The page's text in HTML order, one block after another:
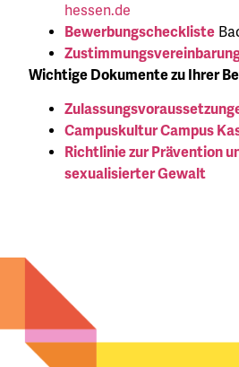
hessen.de
Bewerbungscheckliste
Wichtige Dokumente zu Ihrer
Campuskultur Campus
Richtlinie zur Prävention
sexualisierter Gewalt